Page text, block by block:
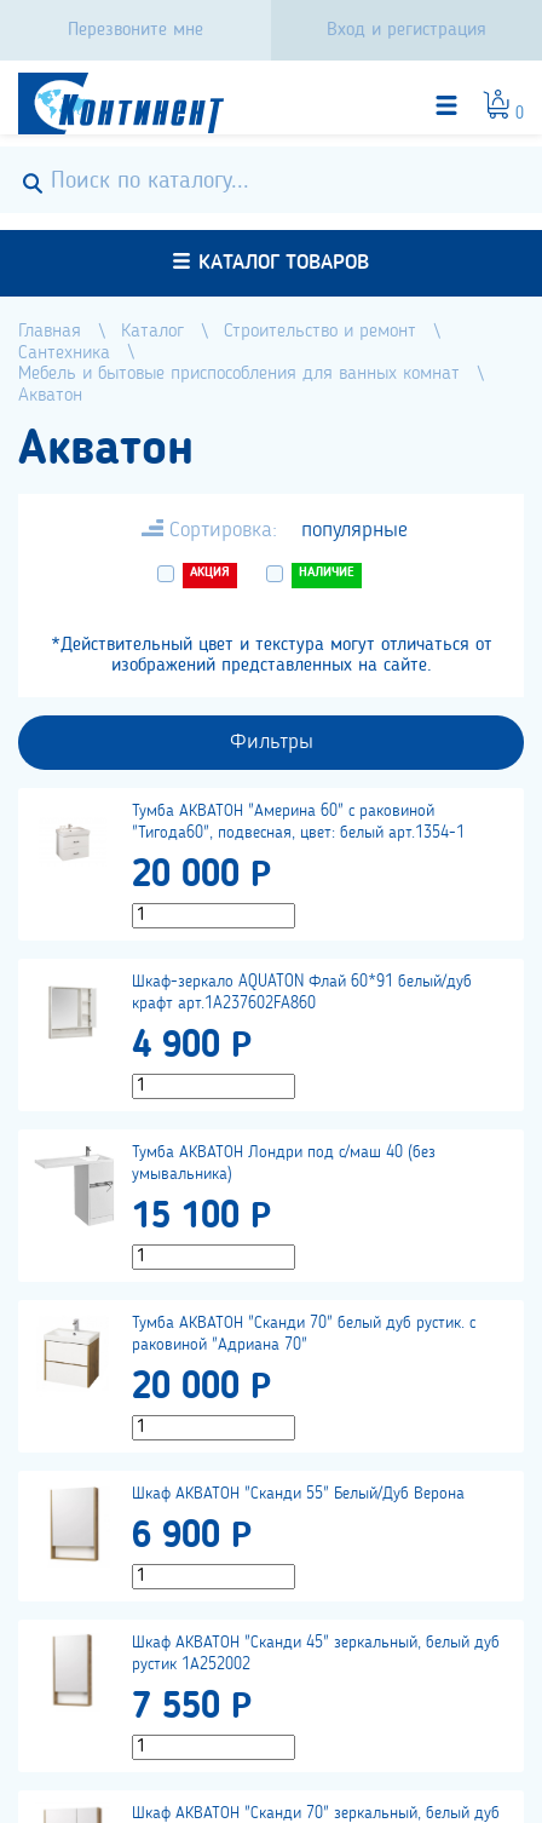
Перезвоните мне Вход и регистрация
0
КАТАЛОГ ТОВАРОВ
Главная Каталог
Строительство и ремонт
Сантехника
Мебель и бытовые приспособления для ванных комнат
Акватон
Акватон
Сортировка: популярные
АКЦИЯ НАЛИЧИЕ
*Действительный цвет и текстура могут отличаться от
изображений представленных на сайте.
Фильтры
Тумба АКВАТОН "Америна 60" с раковиной
"Тигода60", подвесная, цвет: белый арт.1354-1
20 000 Р
Шкаф-зеркало AQUATON Флай 60*91 белый/дуб
крафт арт.1A237602FA860
4 900 Р
Тумба АКВАТОН Лондри под с/маш 40 (без
умывальника)
15 100 Р
Тумба АКВАТОН "Сканди 70" белый дуб рустик. с
раковиной "Адриана 70"
20 000 Р
Шкаф АКВАТОН "Сканди 55" Белый/Дуб Верона
6 900 Р
Шкаф АКВАТОН "Сканди 45" зеркальный, белый дуб
рустик 1А252002
7 550 Р
Шкаф АКВАТОН "Сканди 70" зеркальный, белый дуб